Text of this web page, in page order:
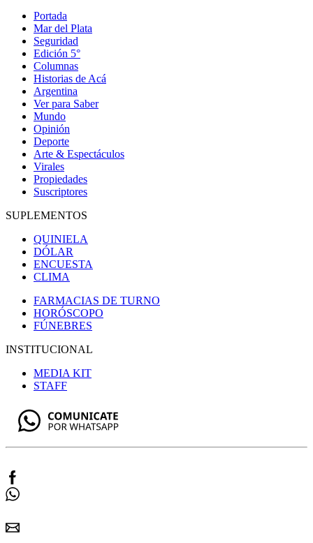
Portada
Mar del Plata
Seguridad
Edición 5°
Columnas
Historias de Acá
Argentina
Ver para Saber
Mundo
Opinión
Deporte
Arte & Espectáculos
Virales
Propiedades
Suscriptores
SUPLEMENTOS
QUINIELA
DÓLAR
ENCUESTA
CLIMA
FARMACIAS DE TURNO
HORÓSCOPO
FÚNEBRES
INSTITUCIONAL
MEDIA KIT
STAFF